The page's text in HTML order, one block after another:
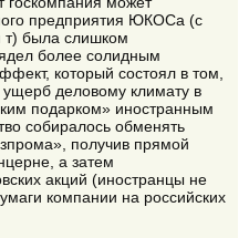
предприятия ЮКОСа (с
была слишком
более солидным
который состоял в том,
деловому климату в
подарком» иностранным
собиралось обменять
получив прямой
а затем
акций (иностранцы не
компании на российских